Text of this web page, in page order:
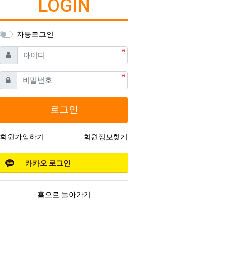
LOGIN
자동로그인
아이디
필수
비밀번호필수
로그인
회원가입하기 회원정보찾기
카카오 로그인
홈으로 돌아가기